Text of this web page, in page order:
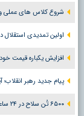
شروع کلاس های عملی و
اولین تمدیدی
افزایش یکباره قیمت
پیام جدید رهبر
۶۵۰۰ تُن سلاح در ۲۴ ساعت گذشته از آمریکا به اسرائیل ارسال شد